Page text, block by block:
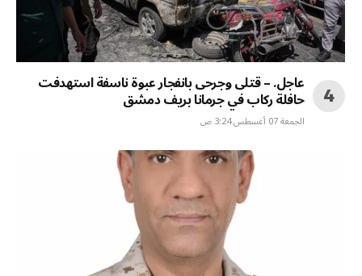
عاجل. – قتلى وجرحى بانفجار عبوة ناسفة استهدفت
حافلة ركاب في جرمانا بريف دمشق
الجمعة 07 أغسطس 3:24 ص